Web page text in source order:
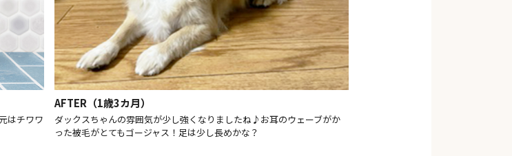
はチワワ
AFTER（1歳3カ月）
ダックスちゃんの雰囲気が少し強くなりましたね♪お耳のウェーブがか
った被毛がとてもゴージャス！足は少し長めかな？